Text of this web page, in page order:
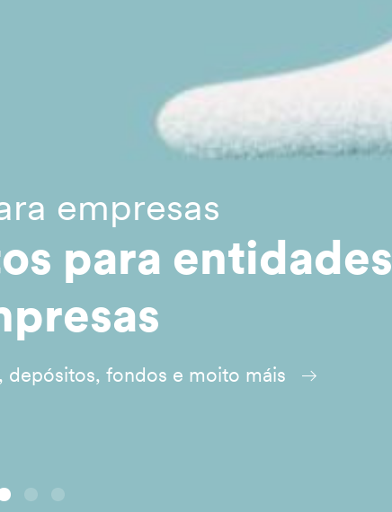
empresas
para entidades
depósitos, fondos e moito máis